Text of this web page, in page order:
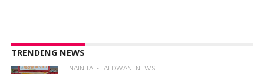
TRENDING NEWS
NAINITAL-HALDWANI NEWS